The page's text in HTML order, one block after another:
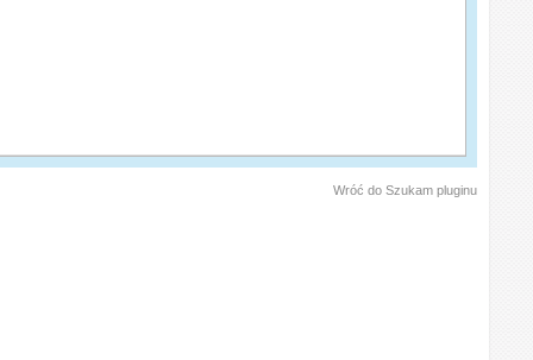
Wróć do Szukam pluginu